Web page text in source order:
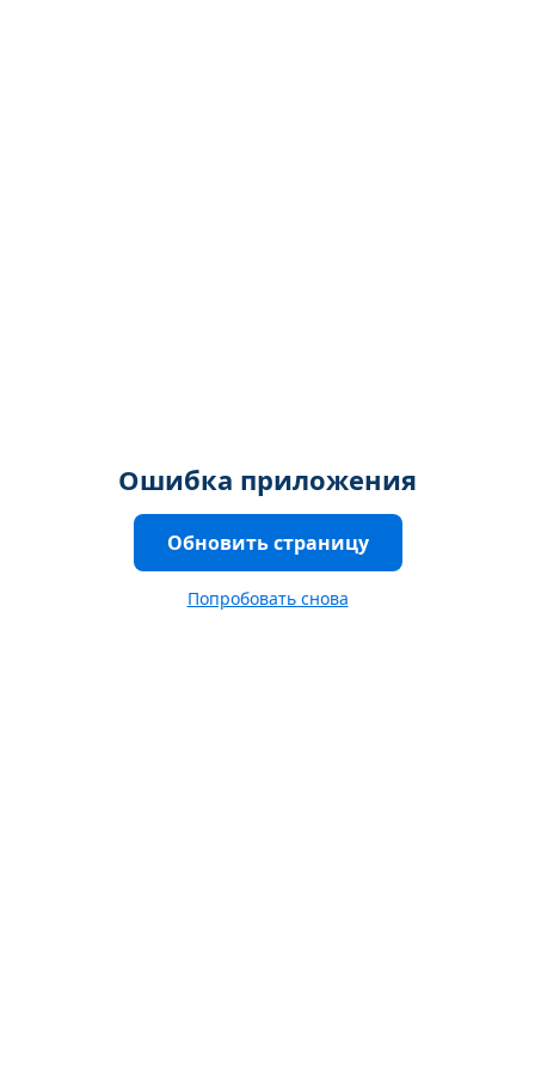
Ошибка приложения
Обновить страницу
Попробовать снова